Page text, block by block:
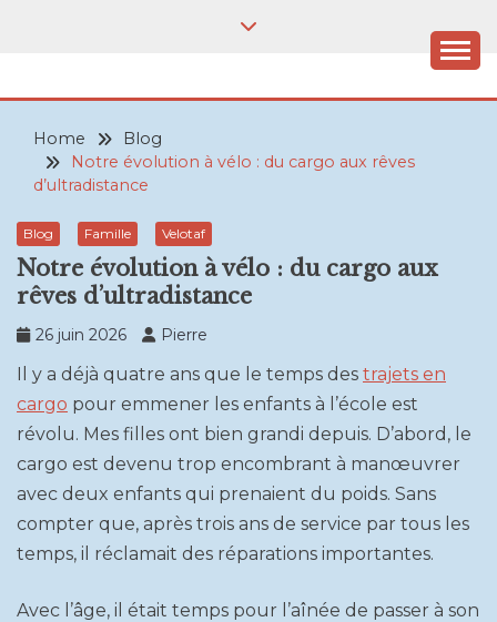
VELOPHILE.BE
Home
Blog
Notre évolution à vélo : du cargo aux rêves
d’ultradistance
Blog Famille Velotaf
Notre évolution à vélo : du cargo aux
rêves d’ultradistance
26 juin 2026 Pierre
Il y a déjà quatre ans que le temps des trajets en
cargo pour emmener les enfants à l’école est
révolu. Mes filles ont bien grandi depuis. D’abord, le
cargo est devenu trop encombrant à manœuvrer
avec deux enfants qui prenaient du poids. Sans
compter que, après trois ans de service par tous les
temps, il réclamait des réparations importantes.
Avec l’âge, il était temps pour l’aînée de passer à son